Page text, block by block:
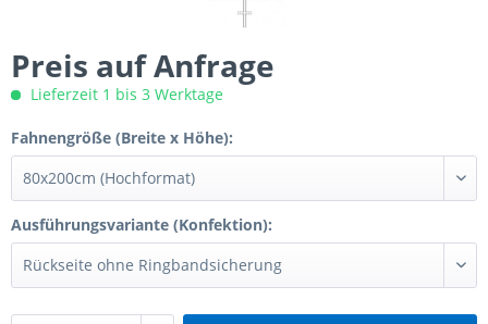
Preis auf Anfrage
Lieferzeit 1 bis 3 Werktage
Fahnengröße (Breite x Höhe):
Ausführungsvariante (Konfektion):